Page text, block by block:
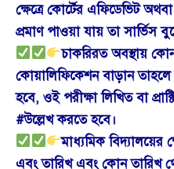
ক্ষেত্রে কোর্টের এফিডেভিট
প্রমাণ পাওয়া যায় তা সার্ভিস
চাকরিরত অবস্থায়
কোয়ালিফিকেশন বাড়ান
হবে, ওই পরীক্ষা লিখিত বা
#উল্লেখ করতে হবে।
মাধ্যমিক বিদ্যালয়ের
এবং তারিখ এবং কোন তারিখ